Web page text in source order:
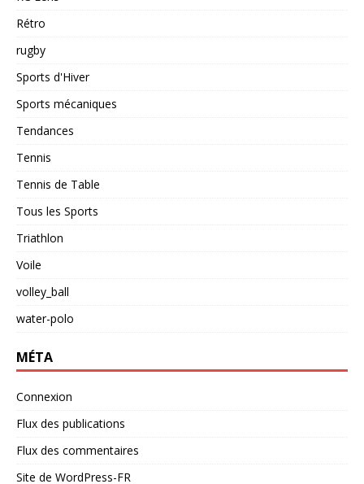
Rétro
rugby
Sports d'Hiver
Sports mécaniques
Tendances
Tennis
Tennis de Table
Tous les Sports
Triathlon
Voile
volley_ball
water-polo
MÉTA
Connexion
Flux des publications
Flux des commentaires
Site de WordPress-FR